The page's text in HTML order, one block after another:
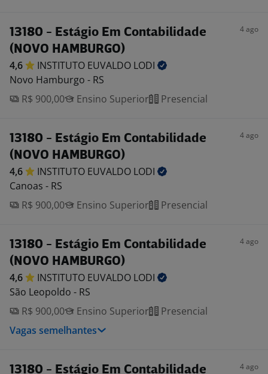
13180 - Estágio Em Contabilidade
(NOVO HAMBURGO)
4 ago
4,6 INSTITUTO EUVALDO LODI
Novo Hamburgo - RS
R$ 900,00
Ensino Superior Presencial
13180 - Estágio Em Contabilidade
(NOVO HAMBURGO)
4 ago
4,6 INSTITUTO EUVALDO LODI
Canoas - RS
R$ 900,00
Ensino Superior Presencial
13180 - Estágio Em Contabilidade
(NOVO HAMBURGO)
4 ago
4,6 INSTITUTO EUVALDO LODI
São Leopoldo - RS
R$ 900,00
Ensino Superior
Presencial
Vagas semelhantes
13180 - Estágio Em Contabilidade 4 ago